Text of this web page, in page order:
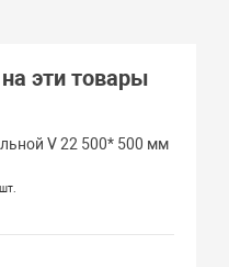
эти товары
V 22 500* 500 мм